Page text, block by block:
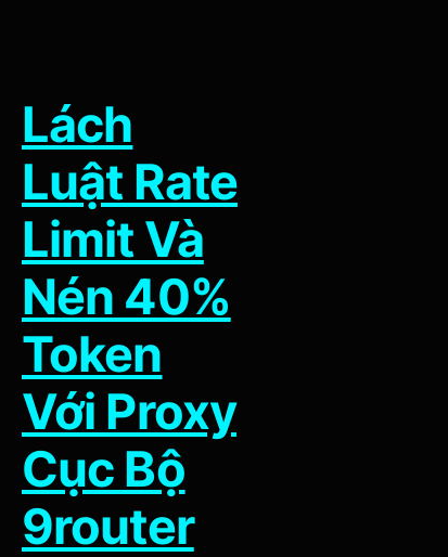
Lách
Luật Rate
Limit Và
Nén 40%
Token
Với Proxy
Cục Bộ
9router